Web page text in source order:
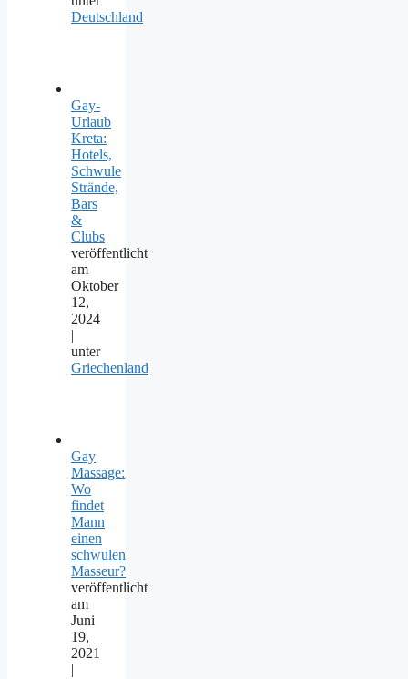
Deutschland
Gay-
Urlaub
Kreta:
Hotels,
Schwule
Strände,
Bars
&
Clubs
veröffentlicht
am
Oktober
12,
2024
|
unter
Griechenland
Gay
Massage:
Wo
findet
Mann
einen
schwulen
Masseur?
veröffentlicht
am
Juni
19,
2021
|